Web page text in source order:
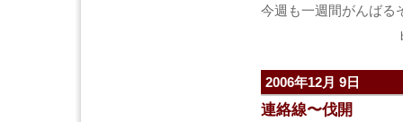
今週も一週間がんばる
2006年12月 9日
連絡線〜伐開